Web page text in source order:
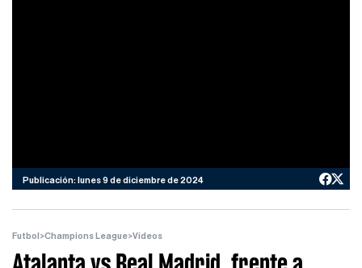
Publicación: lunes 9 de diciembre de 2024
Futbol >Champions League>Videos